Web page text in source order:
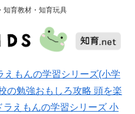
知育教材・知育玩具
えもんの学習シリーズ(小学
の勉強おもしろ攻略 頭を楽
ラえもんの学習シリーズ 小